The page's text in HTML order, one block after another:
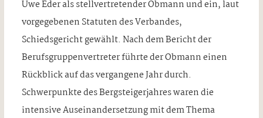
Uwe Eder als stellvertretender Obmann und ein, laut
vorgegebenen Statuten des Verbandes,
Schiedsgericht gewählt. Nach dem Bericht der
Berufsgruppenvertreter führte der Obmann einen
Rückblick auf das vergangene Jahr durch.
Schwerpunkte des Bergsteigerjahres waren die
intensive Auseinandersetzung mit dem Thema